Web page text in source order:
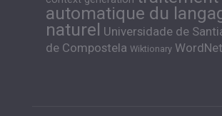
automatique du
naturel Universidade de
de Compostela Wiktionary WordNet